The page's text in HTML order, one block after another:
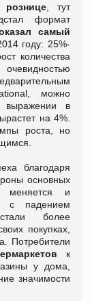
рознице , тут
формат
самый
году: 25%-
количества
можно
выражении в
на 4%.
роста, но
благодаря
основных
меняется и
с падением
более
покупках,
Потребители
к
у дома,
значимости